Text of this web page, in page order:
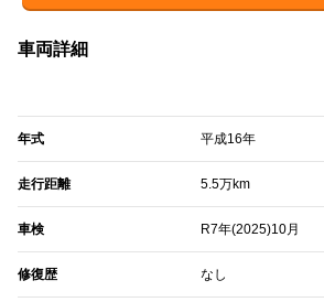
車両詳細
年式 平成16年
走行距離 5.5万km
車検 R7年(2025)10月
修復歴 なし